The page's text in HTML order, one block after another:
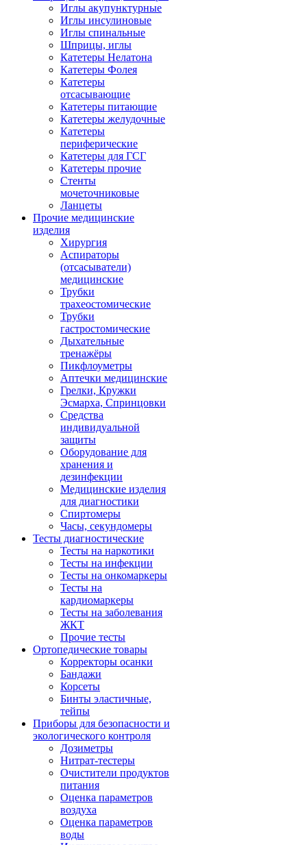
Иглы акупунктурные
Иглы инсулиновые
Иглы спинальные
Шприцы, иглы
Катетеры Нелатона
Катетеры Фолея
Катетеры
отсасывающие
Катетеры питающие
Катетеры желудочные
Катетеры
периферические
Катетеры для ГСГ
Катетеры прочие
Стенты
мочеточниковые
Ланцеты
Прочие медицинские
изделия
Хирургия
Аспираторы
(отсасыватели)
медицинские
Трубки
трахеостомические
Трубки
гастростомические
Дыхательные
тренажёры
Пикфлоуметры
Аптечки медицинские
Грелки, Кружки
Эсмарха, Спринцовки
Средства
индивидуальной
защиты
Оборудование для
хранения и
дезинфекции
Медицинские изделия
для диагностики
Спиртомеры
Часы, секундомеры
Тесты диагностические
Тесты на наркотики
Тесты на инфекции
Тесты на онкомаркеры
Тесты на
кардиомаркеры
Тесты на заболевания
ЖКТ
Прочие тесты
Ортопедические товары
Корректоры осанки
Бандажи
Корсеты
Бинты эластичные,
тейпы
Приборы для безопасности и
экологического контроля
Дозиметры
Нитрат-тестеры
Очистители продуктов
питания
Оценка параметров
воздуха
Оценка параметров
воды